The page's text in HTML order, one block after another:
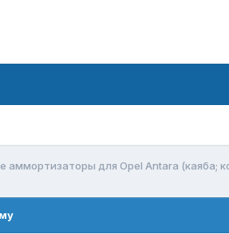
аммортизаторы для Opel Antara (каяба;